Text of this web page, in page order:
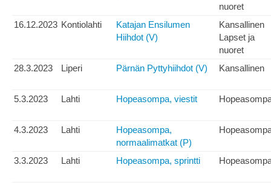
nuoret
16.12.2023 Kontiolahti
Katajan Ensilumen
Hiihdot (V)
Kansallinen
Lapset ja
nuoret
28.3.2023
Liperi Pärnän Pyttyhiihdot (V) Kansallinen
5.3.2023 Lahti Hopeasompa, viestit
4.3.2023 Lahti
Hopeasompa,
normaalimatkat (P)
3.3.2023 Lahti Hopeasompa, sprintti